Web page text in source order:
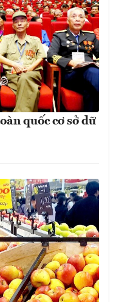
quốc cơ sở dữ